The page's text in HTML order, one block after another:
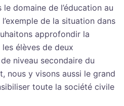
domaine de l’éducation au
de la situation dans
approfondir la
élèves de deux
niveau secondaire du
nous y visons aussi le grand
toute la société civile